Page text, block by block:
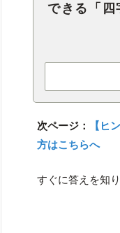
できる「四
次ページ：
【ヒ
方はこちらへ
すぐに答えを知